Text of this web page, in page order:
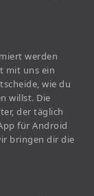
werden
mit uns ein
wie du
willst. Die
der täglich
für Android
bringen dir die